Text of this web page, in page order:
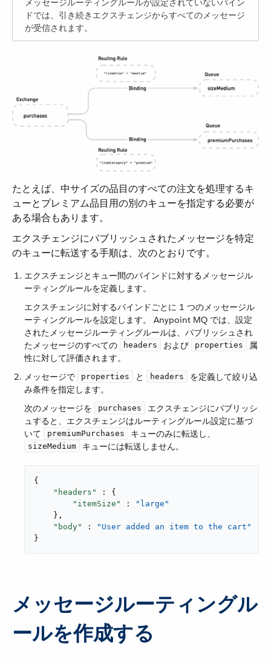
メッセージルーティングルールが設定されていないバイン
ドでは、引き続きエクスチェンジからすべてのメッセージ
が受信されます。
たとえば、中サイズの品目のすべての注文を処理するキ
ューとプレミアム品目用の別のキューを指定する必要が
ある場合もあります。
エクスチェンジにパブリッシュされたメッセージを特定
のキューに転送する手順は、次のとおりです。
エクスチェンジとキュー間のバインドに対するメッセージル
ーティングルールを定義します。
エクスチェンジに対するバインドごとに 1 つのメッセージル
ーティングルールを設定します。 Anypoint MQ では、設定
されたメッセージルーティングルールは、パブリッシュされ
たメッセージのすべての ​
headers ​ および ​ properties
​ 属
性に対して評価されます。
メッセージで ​
properties ​ と ​ headers
​ を定義して絞り込
み条件を指定します。
次のメッセージを ​
purchases
​ エクスチェンジにパブリッシ
ュすると、エクスチェンジはルーティングルール設定に基づ
いて ​
premiumPurchases ​ キューのみに転送し、​
sizeMedium ​ キューには転送しません。
{
"headers"
: {
"itemSize"
:
"large"
    },
"body"
:
"User added an item to the cart"
}
メッセージルーティングル
ールを作成する